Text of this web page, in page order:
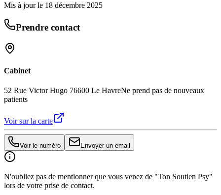
Mis à jour le 18 décembre 2025
Prendre contact
Cabinet
52 Rue Victor Hugo 76600 Le HavreNe prend pas de nouveaux
patients
Voir sur la carte
Voir le numéro Envoyer un email
N'oubliez pas de mentionner que vous venez de "Ton Soutien Psy"
lors de votre prise de contact.